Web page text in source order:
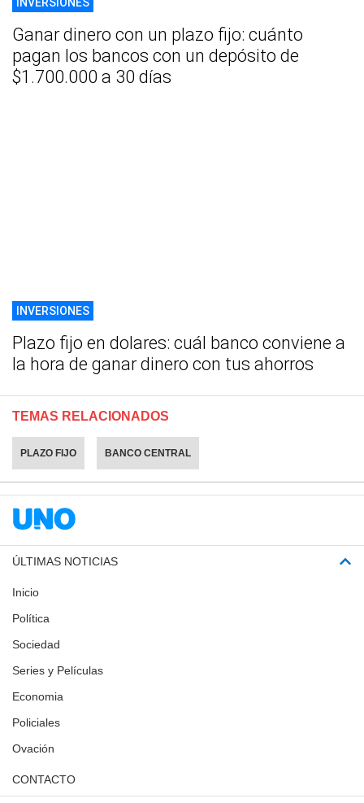
Ganar dinero con un plazo fijo: cuánto
pagan los bancos con un depósito de
$1.700.000 a 30 días
INVERSIONES
Plazo fijo en dolares: cuál banco conviene a
la hora de ganar dinero con tus ahorros
TEMAS RELACIONADOS
PLAZO FIJO BANCO CENTRAL
ÚLTIMAS NOTICIAS
Inicio
Política
Sociedad
Series y Películas
Economia
Policiales
Ovación
CONTACTO